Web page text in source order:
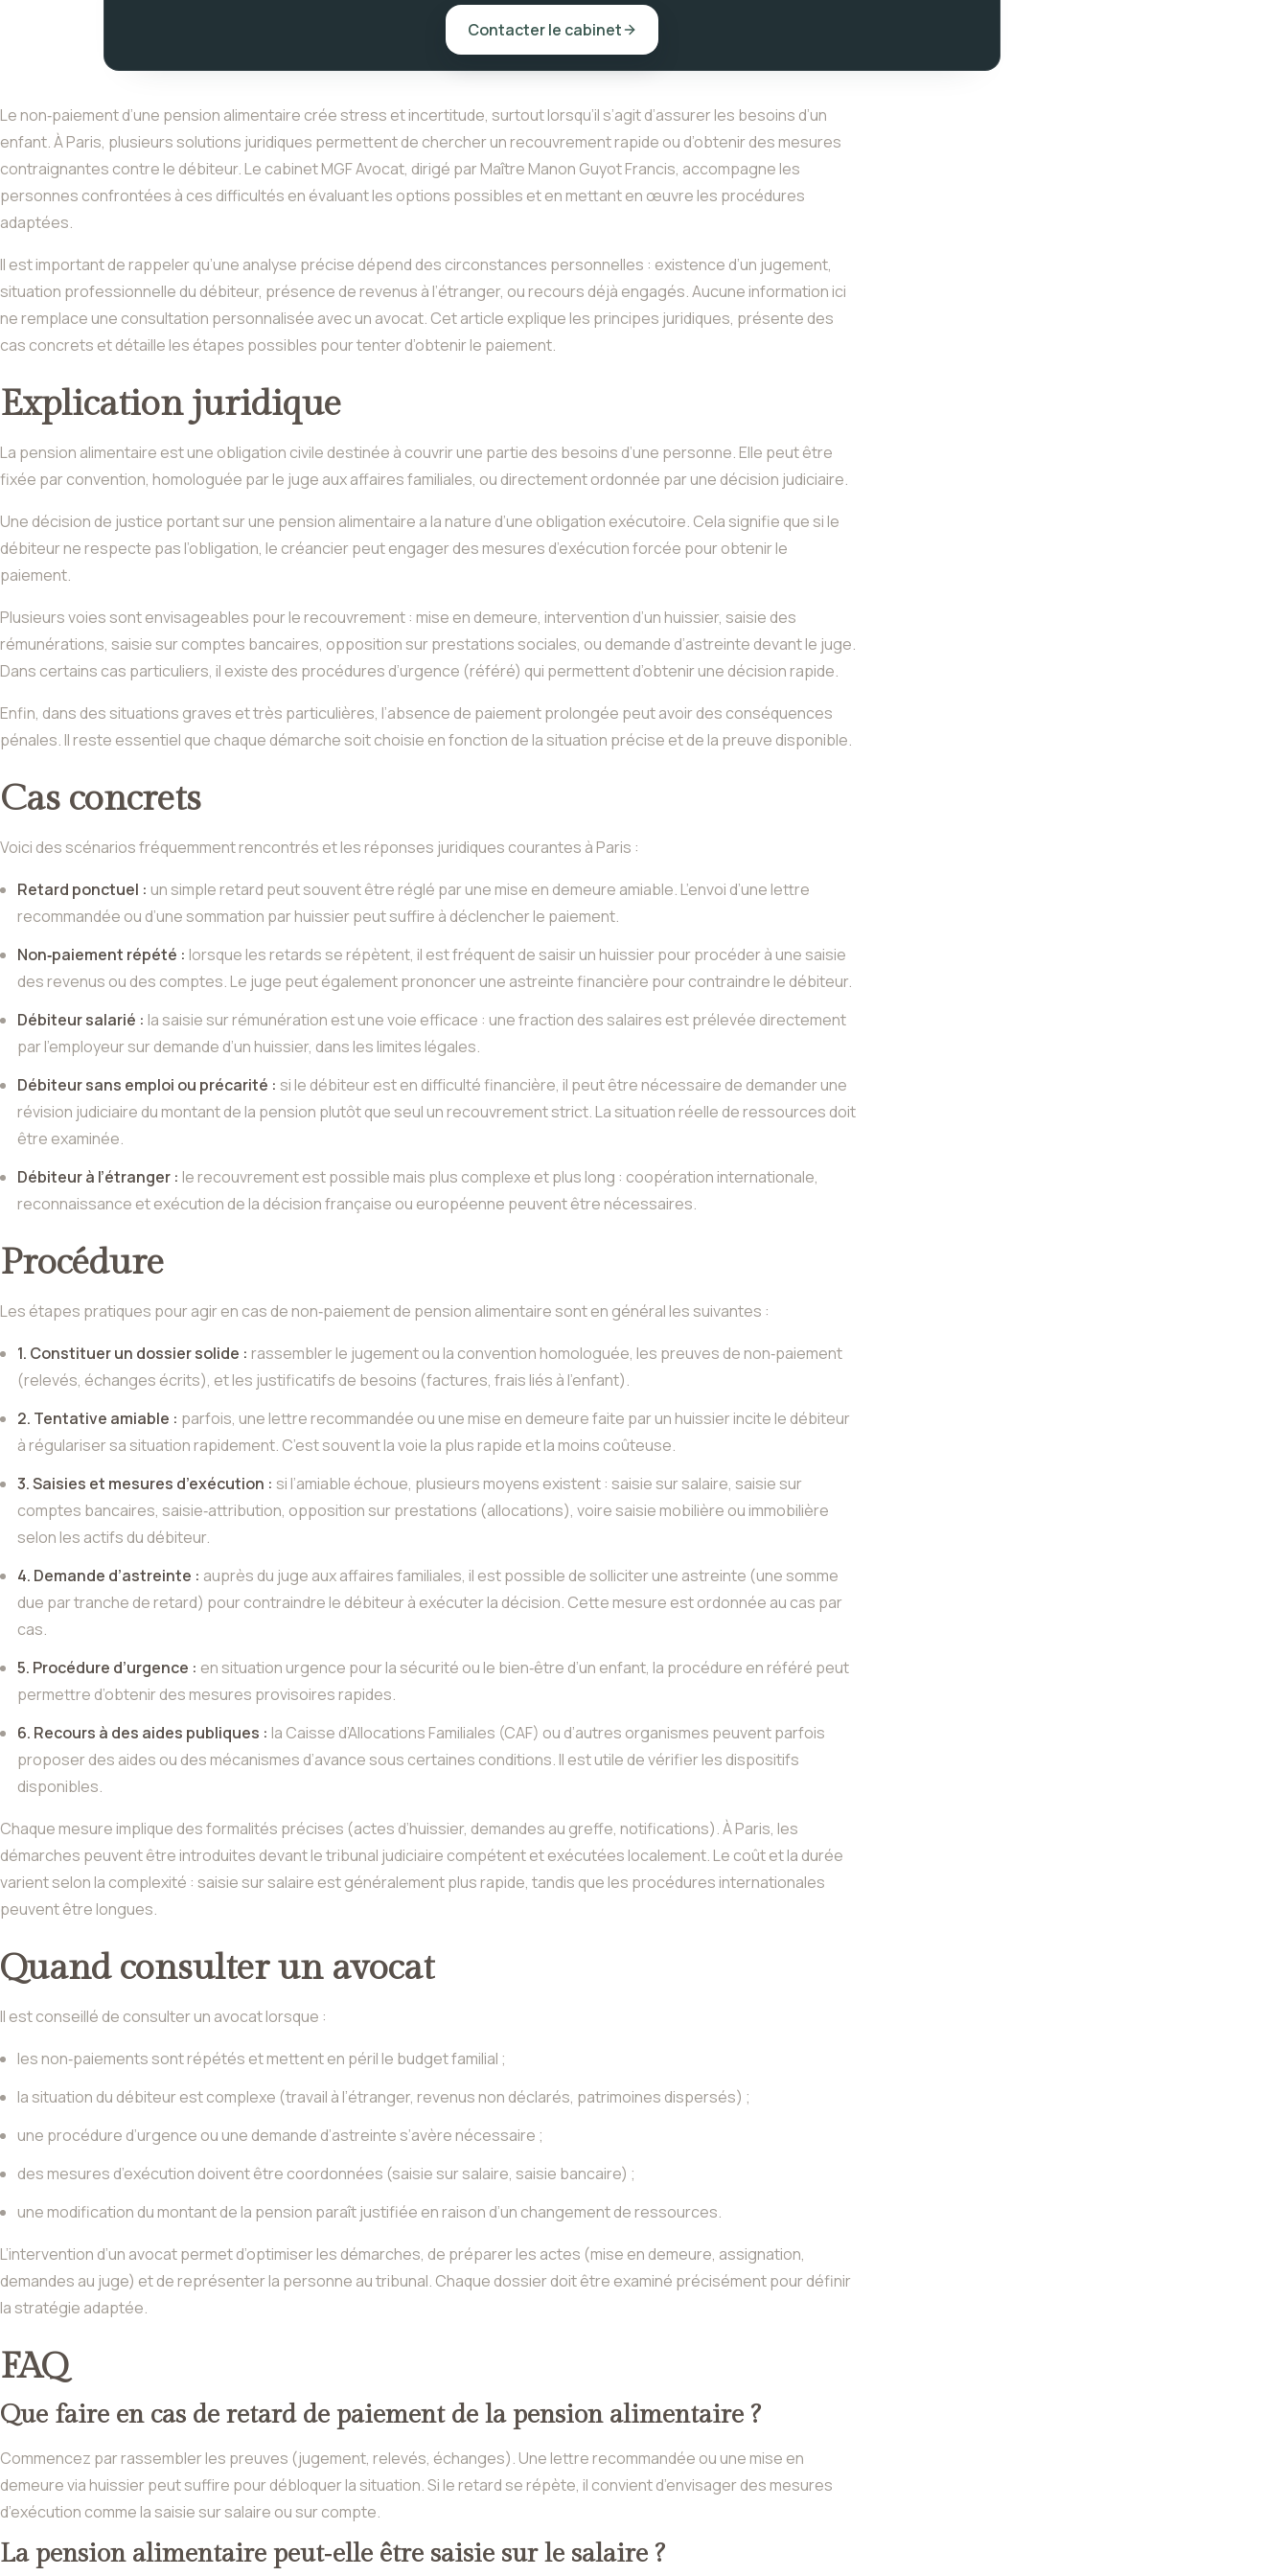
Contacter le cabinet
Le non‑paiement d’une pension alimentaire crée stress et incertitude, surtout lorsqu’il s’agit d’assurer les besoins d’un
enfant. À Paris, plusieurs solutions juridiques permettent de chercher un recouvrement rapide ou d’obtenir des mesures
contraignantes contre le débiteur. Le cabinet MGF Avocat, dirigé par Maître Manon Guyot Francis, accompagne les
personnes confrontées à ces difficultés en évaluant les options possibles et en mettant en œuvre les procédures
adaptées.
Il est important de rappeler qu’une analyse précise dépend des circonstances personnelles : existence d’un jugement,
situation professionnelle du débiteur, présence de revenus à l’étranger, ou recours déjà engagés. Aucune information ici
ne remplace une consultation personnalisée avec un avocat. Cet article explique les principes juridiques, présente des
cas concrets et détaille les étapes possibles pour tenter d’obtenir le paiement.
Explication juridique
La pension alimentaire est une obligation civile destinée à couvrir une partie des besoins d’une personne. Elle peut être
fixée par convention, homologuée par le juge aux affaires familiales, ou directement ordonnée par une décision judiciaire.
Une décision de justice portant sur une pension alimentaire a la nature d’une obligation exécutoire. Cela signifie que si le
débiteur ne respecte pas l’obligation, le créancier peut engager des mesures d’exécution forcée pour obtenir le
paiement.
Plusieurs voies sont envisageables pour le recouvrement : mise en demeure, intervention d’un huissier, saisie des
rémunérations, saisie sur comptes bancaires, opposition sur prestations sociales, ou demande d’astreinte devant le juge.
Dans certains cas particuliers, il existe des procédures d’urgence (référé) qui permettent d’obtenir une décision rapide.
Enfin, dans des situations graves et très particulières, l’absence de paiement prolongée peut avoir des conséquences
pénales. Il reste essentiel que chaque démarche soit choisie en fonction de la situation précise et de la preuve disponible.
Cas concrets
Voici des scénarios fréquemment rencontrés et les réponses juridiques courantes à Paris :
Retard ponctuel : un simple retard peut souvent être réglé par une mise en demeure amiable. L’envoi d’une lettre
recommandée ou d’une sommation par huissier peut suffire à déclencher le paiement.
Non‑paiement répété : lorsque les retards se répètent, il est fréquent de saisir un huissier pour procéder à une saisie
des revenus ou des comptes. Le juge peut également prononcer une astreinte financière pour contraindre le débiteur.
Débiteur salarié : la saisie sur rémunération est une voie efficace : une fraction des salaires est prélevée directement
par l’employeur sur demande d’un huissier, dans les limites légales.
Débiteur sans emploi ou précarité : si le débiteur est en difficulté financière, il peut être nécessaire de demander une
révision judiciaire du montant de la pension plutôt que seul un recouvrement strict. La situation réelle de ressources doit
être examinée.
Débiteur à l’étranger : le recouvrement est possible mais plus complexe et plus long : coopération internationale,
reconnaissance et exécution de la décision française ou européenne peuvent être nécessaires.
Procédure
Les étapes pratiques pour agir en cas de non‑paiement de pension alimentaire sont en général les suivantes :
1. Constituer un dossier solide : rassembler le jugement ou la convention homologuée, les preuves de non‑paiement
(relevés, échanges écrits), et les justificatifs de besoins (factures, frais liés à l’enfant).
2. Tentative amiable : parfois, une lettre recommandée ou une mise en demeure faite par un huissier incite le débiteur
à régulariser sa situation rapidement. C’est souvent la voie la plus rapide et la moins coûteuse.
3. Saisies et mesures d’exécution : si l’amiable échoue, plusieurs moyens existent : saisie sur salaire, saisie sur
comptes bancaires, saisie‑attribution, opposition sur prestations (allocations), voire saisie mobilière ou immobilière
selon les actifs du débiteur.
4. Demande d’astreinte : auprès du juge aux affaires familiales, il est possible de solliciter une astreinte (une somme
due par tranche de retard) pour contraindre le débiteur à exécuter la décision. Cette mesure est ordonnée au cas par
cas.
5. Procédure d’urgence : en situation urgence pour la sécurité ou le bien‑être d’un enfant, la procédure en référé peut
permettre d’obtenir des mesures provisoires rapides.
6. Recours à des aides publiques : la Caisse d’Allocations Familiales (CAF) ou d’autres organismes peuvent parfois
proposer des aides ou des mécanismes d’avance sous certaines conditions. Il est utile de vérifier les dispositifs
disponibles.
Chaque mesure implique des formalités précises (actes d’huissier, demandes au greffe, notifications). À Paris, les
démarches peuvent être introduites devant le tribunal judiciaire compétent et exécutées localement. Le coût et la durée
varient selon la complexité : saisie sur salaire est généralement plus rapide, tandis que les procédures internationales
peuvent être longues.
Quand consulter un avocat
Il est conseillé de consulter un avocat lorsque :
les non‑paiements sont répétés et mettent en péril le budget familial ;
la situation du débiteur est complexe (travail à l’étranger, revenus non déclarés, patrimoines dispersés) ;
une procédure d’urgence ou une demande d’astreinte s’avère nécessaire ;
des mesures d’exécution doivent être coordonnées (saisie sur salaire, saisie bancaire) ;
une modification du montant de la pension paraît justifiée en raison d’un changement de ressources.
L’intervention d’un avocat permet d’optimiser les démarches, de préparer les actes (mise en demeure, assignation,
demandes au juge) et de représenter la personne au tribunal. Chaque dossier doit être examiné précisément pour définir
la stratégie adaptée.
FAQ
Que faire en cas de retard de paiement de la pension alimentaire ?
Commencez par rassembler les preuves (jugement, relevés, échanges). Une lettre recommandée ou une mise en
demeure via huissier peut suffire pour débloquer la situation. Si le retard se répète, il convient d’envisager des mesures
d’exécution comme la saisie sur salaire ou sur compte.
La pension alimentaire peut‑elle être saisie sur le salaire ?